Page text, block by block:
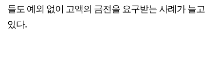
들도 예외 없이 고액의 금전을 요구받는 사례가 늘고
있다.